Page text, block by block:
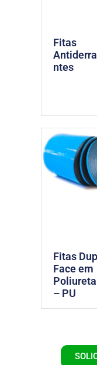
Fitas
ntes
Fitas
Face em
– PU